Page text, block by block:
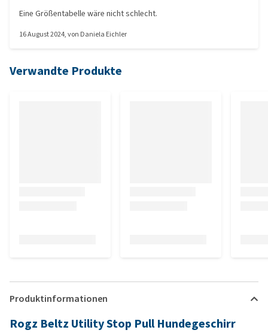
Eine Größentabelle wäre nicht schlecht.
16 August 2024, von Daniela Eichler
Verwandte Produkte
Produktinformationen
Rogz Beltz Utility Stop Pull Hundegeschirr